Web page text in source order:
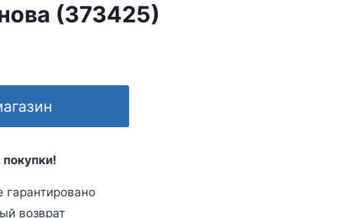
(373425)
гарантировано
возврат